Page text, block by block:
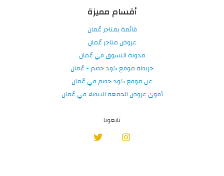
أقسام مميزة
قائمة بمتاجر عُمان
عروض متاجر عُمان
مدونة التسوق في عُمان
خريطة موقع كود خصم - عُمان
عن موقع كود خصم في عُمان
أقوى عروض الجمعة البيضاء في عُمان
تابعونا